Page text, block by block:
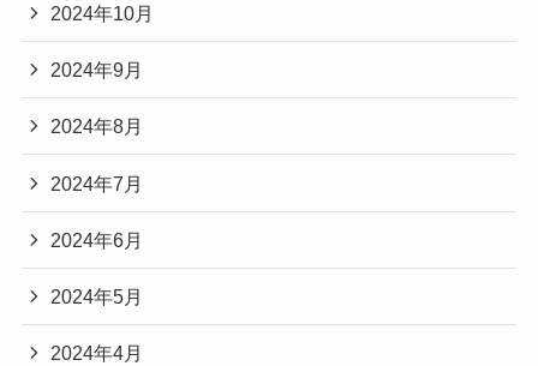
2024年10月
2024年9月
2024年8月
2024年7月
2024年6月
2024年5月
2024年4月